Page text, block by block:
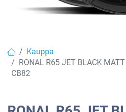
Kauppa
RONAL R65 JET BLACK
CB82